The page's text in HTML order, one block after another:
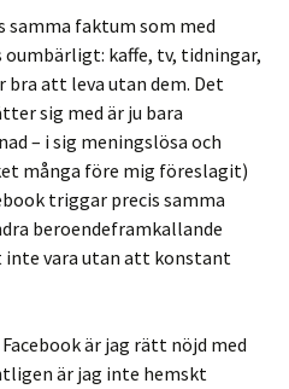
samma faktum som med
oumbärligt: kaffe, tv, tidningar,
bra att leva utan dem. Det
sig med är ju bara
– i sig meningslösa och
många före mig föreslagit)
triggar precis samma
beroendeframkallande
inte vara utan att konstant
är jag rätt nöjd med
är jag inte hemskt